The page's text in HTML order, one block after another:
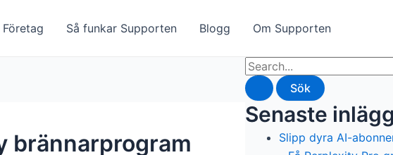
Så funkar Supporten Blogg Om Supporten
brännarprogram
Sök
efter:
Senaste
Slipp dyra AI-